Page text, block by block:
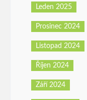
Leden 2025
Prosinec 2024
Listopad 2024
Říjen 2024
Září 2024